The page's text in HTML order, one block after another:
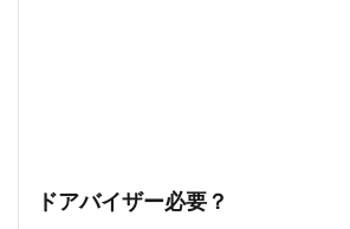
ドアバイザー必要？